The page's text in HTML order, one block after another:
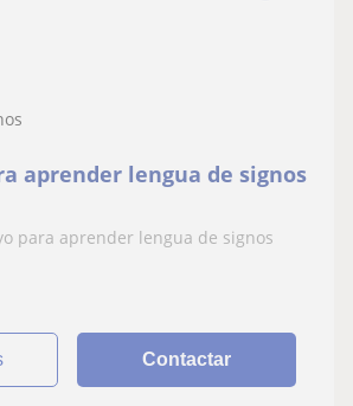
aprender lengua de signos
para aprender lengua de signos
Contactar